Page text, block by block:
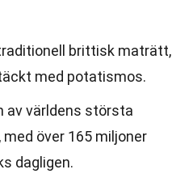
brittisk maträtt,
med potatismos.
av världens största
över 165 miljoner
dagligen.